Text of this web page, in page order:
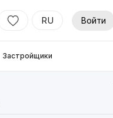
RU Войти
Застройщики